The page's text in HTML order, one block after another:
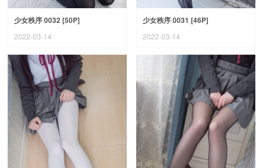
少女秩序 0032 [50P]
2022-03-14
少女秩序 0031 [46P]
2022-03-14